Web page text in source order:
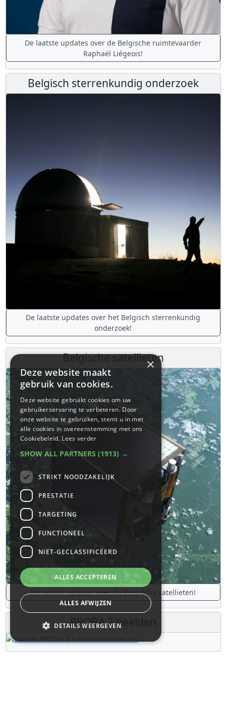
De laatste updates over de Belgische ruimtevaarder
Raphaël Liégeois!
Belgisch sterrenkundig onderzoek
De laatste updates over het Belgisch sterrenkundig
onderzoek!
Belgische satellieten
De laatste updates over de Belgische satellieten!
PROBA 2 beelden
×
Deze website maakt
gebruik van cookies.
Deze website gebruikt cookies om uw
gebruikerservaring te verbeteren. Door
onze website te gebruiken, stemt u in met
alle cookies in overeenstemming met ons
Cookiebeleid. Lees verder
SHOW ALL PARTNERS (1913) →
STRIKT NOODZAKELIJK
PRESTATIE
TARGETING
FUNCTIONEEL
NIET-GECLASSIFICEERD
ALLES ACCEPTEREN
ALLES AFWIJZEN
DETAILS WEERGEVEN